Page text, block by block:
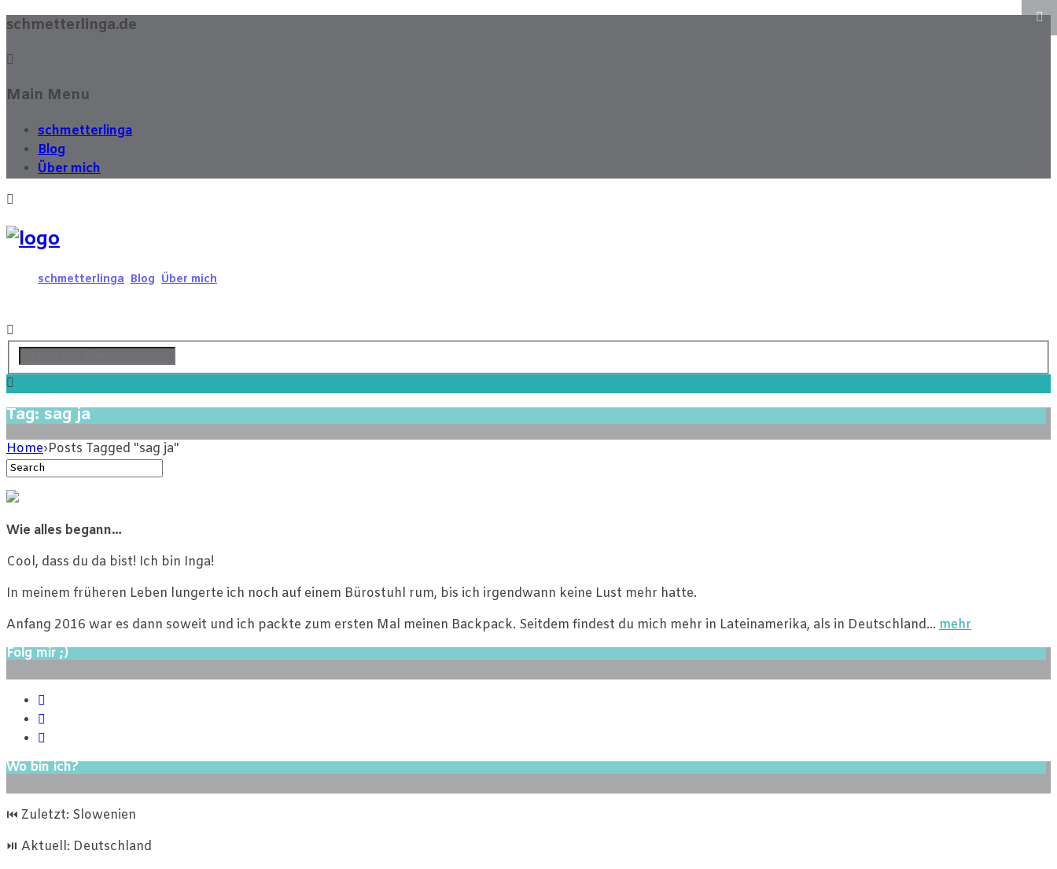
schmetterlinga.de
Main Menu
schmetterlinga
Blog
Über mich
schmetterlinga Blog Über mich
Tag: sag ja
Home›Posts Tagged "sag ja"
Wie alles begann…
Cool, dass du da bist! Ich bin Inga!
In meinem früheren Leben lungerte ich noch auf einem Bürostuhl rum, bis ich irgendwann keine Lust mehr hatte.
Anfang 2016 war es dann soweit und ich packte zum ersten Mal meinen Backpack. Seitdem findest du mich mehr in Lateinamerika, als in Deutschland… mehr
Folg mir ;)
Wo bin ich?
⏮ Zuletzt: Slowenien
⏯ Aktuell: Deutschland